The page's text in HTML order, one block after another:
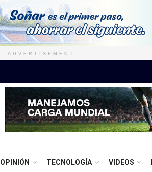
ADVERTISEMENT
OPINIÓN TECNOLOGÍA VIDEOS